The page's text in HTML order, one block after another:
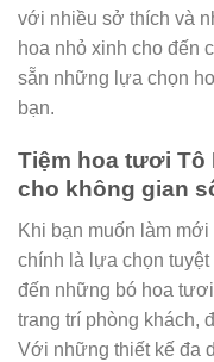
với nhiều sở thích và
hoa nhỏ xinh cho đến
sẵn những lựa chọn
bạn.
Tiệm hoa tươi
cho không gian
Khi bạn muốn làm
chính là lựa chọn
đến những bó hoa
trang trí phòng khách,
Với những thiết kế đa